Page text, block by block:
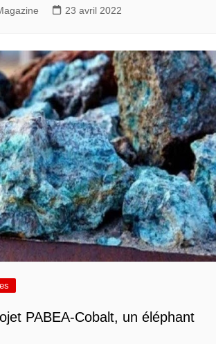
23 avril 2022
PABEA-Cobalt, un éléphant